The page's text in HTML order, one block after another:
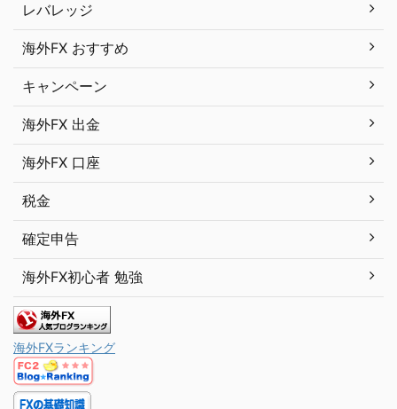
レバレッジ
海外FX おすすめ
キャンペーン
海外FX 出金
海外FX 口座
税金
確定申告
海外FX初心者 勉強
海外FXランキング